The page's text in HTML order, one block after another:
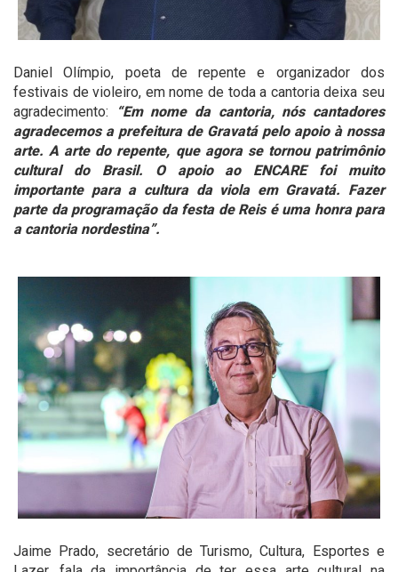
Daniel Olímpio, poeta de repente e organizador dos
festivais de violeiro, em nome de toda a cantoria deixa seu
agradecimento:
“Em nome da cantoria, nós cantadores
agradecemos a prefeitura de Gravatá pelo apoio à nossa
arte. A arte do repente, que agora se tornou patrimônio
cultural do Brasil. O apoio ao ENCARE foi muito
importante para a cultura da viola em Gravatá. Fazer
parte da programação da festa de Reis é uma honra para
a cantoria nordestina”.
Jaime Prado, secretário de Turismo, Cultura, Esportes e